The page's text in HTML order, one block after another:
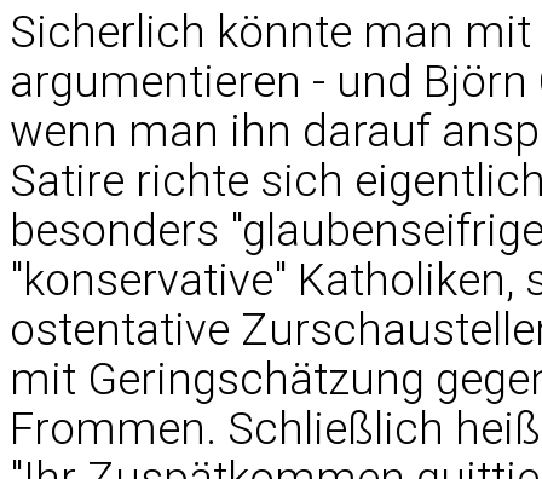
Sicherlich könnte man
argumentieren - und
wenn man ihn darauf
Satire richte sich
besonders
"konservative" Katholiken,
ostentative
mit Geringschätzung
Frommen. Schließlich